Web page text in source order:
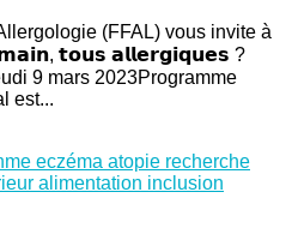
(FFAL) vous invite à
𝘁𝗼𝘂𝘀 𝗮𝗹𝗹𝗲𝗿𝗴𝗶𝗾𝘂𝗲𝘀 ?
9 mars 2023Programme
est...
eczéma atopie recherche
alimentation inclusion